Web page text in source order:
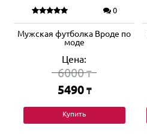
0
Мужская футболка Вроде по
моде
Цена:
6000₸
5490 ₸
Купить